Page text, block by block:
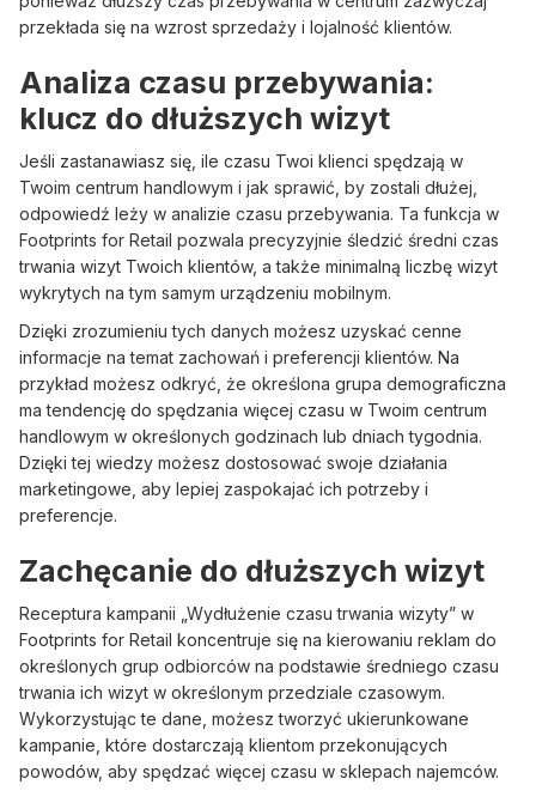
przekłada się na wzrost sprzedaży i lojalność klientów.
Analiza czasu przebywania:
klucz do dłuższych wizyt
Jeśli zastanawiasz się, ile czasu Twoi klienci spędzają w
Twoim centrum handlowym i jak sprawić, by zostali dłużej,
odpowiedź leży w analizie czasu przebywania. Ta funkcja w
Footprints for Retail pozwala precyzyjnie śledzić średni czas
trwania wizyt Twoich klientów, a także minimalną liczbę wizyt
wykrytych na tym samym urządzeniu mobilnym.
Dzięki zrozumieniu tych danych możesz uzyskać cenne
informacje na temat zachowań i preferencji klientów. Na
przykład możesz odkryć, że określona grupa demograficzna
ma tendencję do spędzania więcej czasu w Twoim centrum
handlowym w określonych godzinach lub dniach tygodnia.
Dzięki tej wiedzy możesz dostosować swoje działania
marketingowe, aby lepiej zaspokajać ich potrzeby i
preferencje.
Zachęcanie do dłuższych wizyt
Receptura kampanii „Wydłużenie czasu trwania wizyty” w
Footprints for Retail koncentruje się na kierowaniu reklam do
określonych grup odbiorców na podstawie średniego czasu
trwania ich wizyt w określonym przedziale czasowym.
Wykorzystując te dane, możesz tworzyć ukierunkowane
kampanie, które dostarczają klientom przekonujących
powodów, aby spędzać więcej czasu w sklepach najemców.